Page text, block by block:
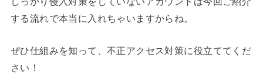
する流れで本当に入れちゃいますからね。
ぜひ仕組みを知って、不正アクセス対策に役立ててくだ
さい！